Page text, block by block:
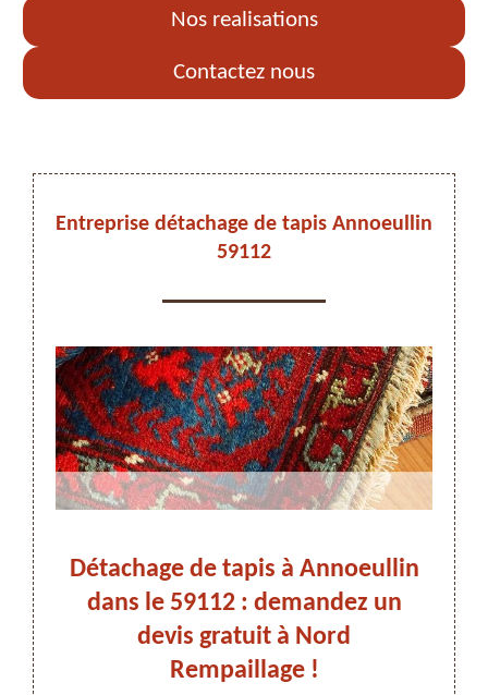
Nos realisations
Contactez nous
Entreprise détachage de tapis Annoeullin
59112
de
Détachage de tapis à Annoeullin
dans le 59112 : demandez un
devis gratuit à Nord
Rempaillage !
Les